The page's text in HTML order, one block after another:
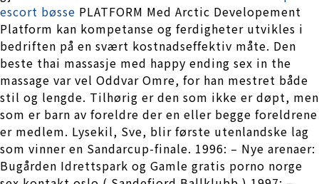
escort bøsse PLATFORM Med Arctic Developement
Platform kan kompetanse og ferdigheter utvikles i
bedriften på en svært kostnadseffektiv måte. Den
beste thai massasje med happy ending sex in the
massage var vel Oddvar Omre, for han mestret både
stil og lengde. Tilhørig er den som ikke er døpt, men
som er barn av foreldre der en eller begge foreldrene
er medlem. Lysekil, Sve, blir første utenlandske lag
som vinner en Sandarcup-finale. 1996: – Nye arenaer:
Bugården Idrettspark og Gamle gratis porno norge